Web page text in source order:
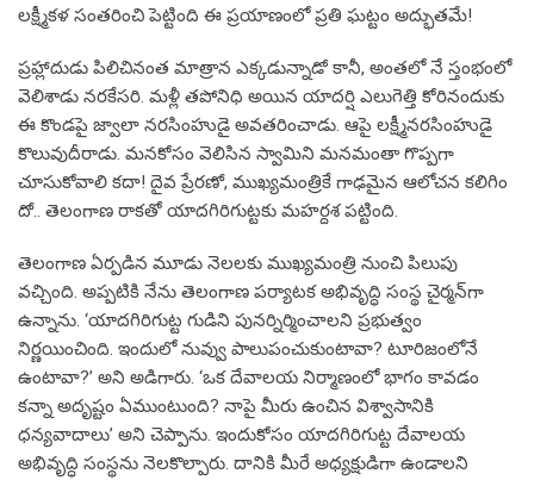
లక్ష్మీకళ సంతరించి పెట్టింది ఈ ప్రయాణంలో ప్రతి ఘట్టం అద్భుతమే!
ప్రహ్లాదుడు పిలిచినంత మాత్రాన ఎక్కడున్నాడో కానీ, అంతలో నే స్తంభంలో
వెలిశాడు నరకేసరి. మళ్లీ తపోనిధి అయిన యాదర్షి ఎలుగెత్తి కోరినందుకు
ఈ కొండపై జ్వాలా నరసింహుడై అవతరించాడు. ఆపై లక్ష్మీనరసింహుడై
కొలువుదీరాడు. మనకోసం వెలిసిన స్వామిని మనమంతా గొప్పగా
చూసుకోవాలి కదా! దైవ ప్రేరణో, ముఖ్యమంత్రికే గాఢమైన ఆలోచన కలిగిం
దో.. తెలంగాణ రాకతో యాదగిరిగుట్టకు మహర్దశ పట్టింది.
తెలంగాణ ఏర్పడిన మూడు నెలలకు ముఖ్యమంత్రి నుంచి పిలుపు
వచ్చింది. అప్పటికి నేను తెలంగాణ పర్యాటక అభివృద్ధి సంస్థ చైర్మన్‌గా
ఉన్నాను. ‘యాదగిరిగుట్ట గుడిని పునర్నిర్మించాలని ప్రభుత్వం
నిర్ణయించింది. ఇందులో నువ్వు పాలుపంచుకుంటావా? టూరిజంలోనే
ఉంటావా?’ అని అడిగారు. ‘ఒక దేవాలయ నిర్మాణంలో భాగం కావడం
కన్నా అదృష్టం ఏముంటుంది? నాపై మీరు ఉంచిన విశ్వాసానికి
ధన్యవాదాలు’ అని చెప్పాను. ఇందుకోసం యాదగిరిగుట్ట దేవాలయ
అభివృద్ధి సంస్థను నెలకొల్పారు. దానికి మీరే అధ్యక్షుడిగా ఉండాలని